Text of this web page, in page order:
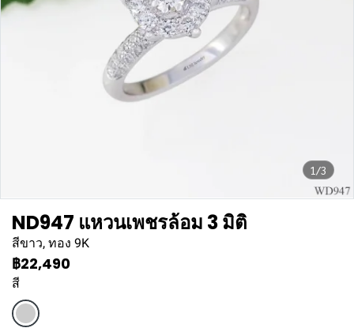
1/3
ND947 แหวนเพชรล้อม 3 มิติ
สีขาว, ทอง 9K
฿22,490
สี